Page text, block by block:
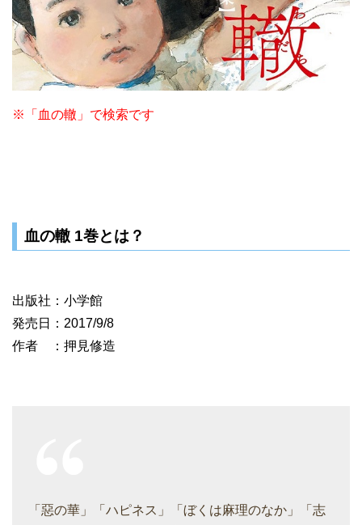
※「血の轍」で検索です
血の轍 1巻とは？
出版社：小学館
発売日：2017/9/8
作者 ：押見修造
「惡の華」「ハピネス」「ぼくは麻理のなか」「志